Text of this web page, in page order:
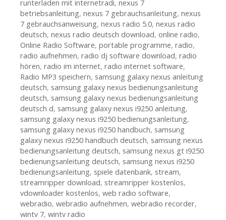
runterladen mit internetradi, nexus 7
betriebsanleitung, nexus 7 gebrauchsanleitung, nexus
7 gebrauchsanweisung, nexus radio 5.0, nexus radio
deutsch, nexus radio deutsch download, online radio,
Online Radio Software, portable programme, radio,
radio aufnehmen, radio dj software download, radio
hören, radio im internet, radio internet software,
Radio MP3 speichern, samsung galaxy nexus anleitung
deutsch, samsung galaxy nexus bedienungsanleitung
deutsch, samsung galaxy nexus bedienungsanleitung
deutsch d, samsung galaxy nexus i9250 anleitung,
samsung galaxy nexus i9250 bedienungsanleitung,
samsung galaxy nexus i9250 handbuch, samsung
galaxy nexus i9250 handbuch deutsch, samsung nexus
bedienungsanleitung deutsch, samsung nexus gt i9250
bedienungsanleitung deutsch, samsung nexus i9250
bedienungsanleitung, spiele datenbank, stream,
streamripper download, streamripper kostenlos,
vdownloader kostenlos, web radio software,
webradio, webradio aufnehmen, webradio recorder,
wintv 7, wintv radio